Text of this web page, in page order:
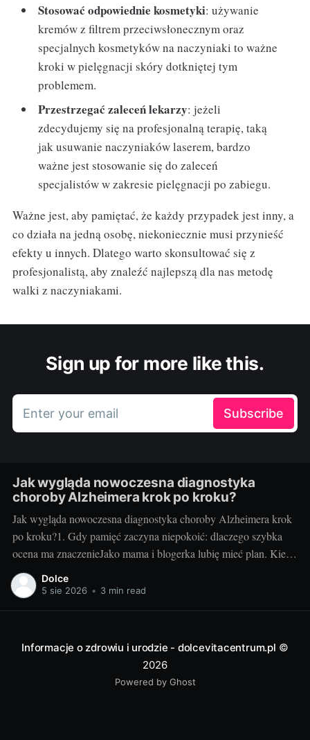
Stosować odpowiednie kosmetyki: używanie
kremów z filtrem przeciwsłonecznym oraz
specjalnych kosmetyków na naczyniaki to ważne
kroki w pielęgnacji skóry dotkniętej tym
problemem.
Przestrzegać zaleceń lekarzy: jeżeli
zdecydujemy się na profesjonalną terapię, taką
jak usuwanie naczyniaków laserem, bardzo
ważne jest stosowanie się do zaleceń
specjalistów w zakresie pielęgnacji po zabiegu.
Ważne jest, aby pamiętać, że każdy przypadek jest inny, a
co działa na jedną osobę, niekoniecznie musi przynieść
efekty u innych. Dlatego warto skonsultować się z
profesjonalistą, aby znaleźć najlepszą dla nas metodę
walki z naczyniakami.
Sign up for more like this.
Enter your email Subscribe
Jak wygląda nowoczesna diagnostyka
choroby Alzheimera krok po kroku?
Jak wygląda nowoczesna diagnostyka choroby Alzheimera krok
po kroku?1. Gdy pamięć zaczyna niepokoić: dlaczego szybka
ocena ma znaczenieJako mama i blogerka lubię mieć plan. Kiedy
u mojej cioci zaczęły się „drobne” zgubienia terminów i
powtarzanie tych samych pytań, myślałam: zmęczenie, stres. Ale
Dolce
5 sie 2026 • 3 min read
Informacje o zdrowiu i urodzie - dolcevitacentrum.pl ©
2026
Powered by Ghost